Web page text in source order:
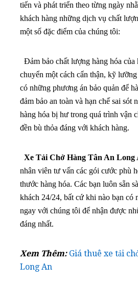
tiến và phát triển theo từng ngày
khách hàng những dịch vụ chất
một số đặc điểm của chúng tôi:
Đảm bảo chất lượng hàng hóa của
chuyển một cách cẩn thận, kỹ
có những phương án bảo quản để
đảm bảo an toàn và hạn chế sai sót
hàng hóa bị hư trong quá trình vận
đền bù thỏa đáng với khách hàng.
Xe Tải Chở Hàng Tân An Long
nhân viên tư vấn các gói cước phù
thước hàng hóa. Các bạn luôn sẵn
khách 24/24, bất cứ khi nào bạn có
ngay với chúng tôi để nhận được
đáng nhất.
Xem Thêm: Giá thuê xe tải
Long An